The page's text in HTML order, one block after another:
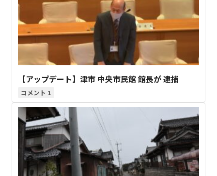
【アップデート】津市 中央市民館 館長が 逮捕
1